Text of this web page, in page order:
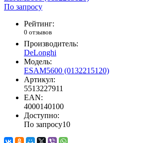
По запросу
Рейтинг:
0 отзывов
Производитель:
DeLonghi
Модель:
ESAM5600 (0132215120)
Артикул:
5513227911
EAN:
4000140100
Доступно:
По запросу10